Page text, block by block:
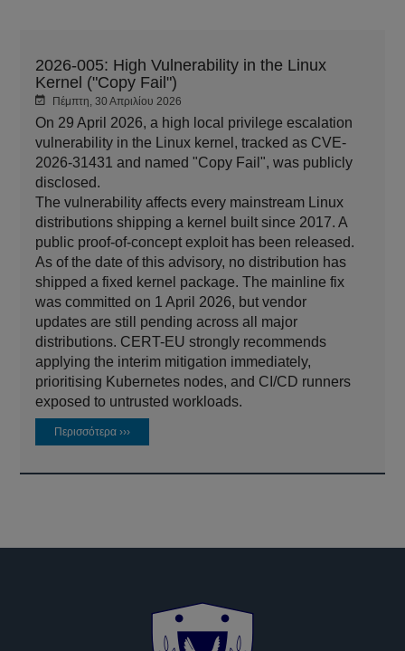
2026-005: High Vulnerability in the Linux
Kernel ("Copy Fail")
Πέμπτη, 30 Απριλίου 2026
On 29 April 2026, a high local privilege escalation
vulnerability in the Linux kernel, tracked as CVE-
2026-31431 and named "Copy Fail", was publicly
disclosed.
The vulnerability affects every mainstream Linux
distributions shipping a kernel built since 2017. A
public proof-of-concept exploit has been released.
As of the date of this advisory, no distribution has
shipped a fixed kernel package. The mainline fix
was committed on 1 April 2026, but vendor
updates are still pending across all major
distributions. CERT-EU strongly recommends
applying the interim mitigation immediately,
prioritising Kubernetes nodes, and CI/CD runners
exposed to untrusted workloads.
Περισσότερα ›››